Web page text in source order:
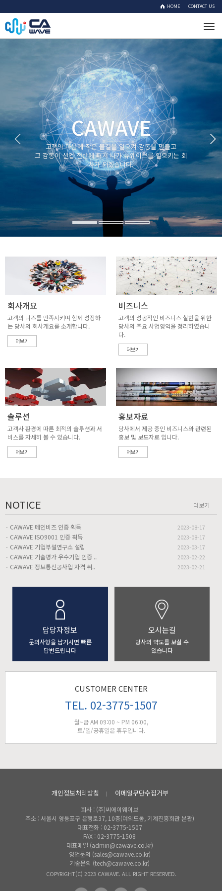
HOME CONTACT US
CAWAVE
고객의 마음에 작은 물결을 일으켜 감동을 만들고
그 감동이 산업 전반에 퍼져 나가 뉴웨이브를 일으키는 회
사가 되겠습니다.
회사개요
고객의 니즈를 만족시키며 함께 성장하
는 당사의 회사개요를 소개합니다.
더보기
비즈니스
고객의 성공적인 비즈니스 실현을 위한
당사의 주요 사업영역을 정리하였습니
다.
더보기
솔루션
고객사 환경에 따른 최적의 솔루션과 서
비스를자세히 볼 수 있습니다.
더보기
홍보자료
당사에서 제공 중인 비즈니스와 관련된
홍보 및 보도자료 입니다.
더보기
NOTICE
CAWAVE 메인비즈 인증 획득 2023-08-17
CAWAVE ISO9001 인증 획득 2023-08-17
CAWAVE 기업부설연구소 설립 2023-03-17
CAWAVE 기술평가 우수기업 인증 .. 2023-02-22
CAWAVE 정보통신공사업 자격 취.. 2023-02-21
더보기
담당자정보
문의사항을 남기시면 빠른
답변드립니다
오시는길
당사의 약도를 보실 수
있습니다
CUSTOMER CENTER
TEL. 02-3775-1507
월~금 AM 09:00 ~ PM 06:00,
토/일/공휴일은 휴무입니다.
개인정보처리방침 이메일무단수집거부
회사 : (주)씨에이웨이브
주소 : 서울시 영등포구 은행로37, 10층(여의도동, 기계진흥회관 본관)
대표전화 : 02-3775-1507
FAX : 02-3775-1508
대표메일 (admin@cawave.co.kr)
영업문의 (sales@cawave.co.kr)
기술문의 (tech@cawave.co.kr)
COPYRIGHT(C) 2023 CAWAVE. ALL RIGHT RESERVED.